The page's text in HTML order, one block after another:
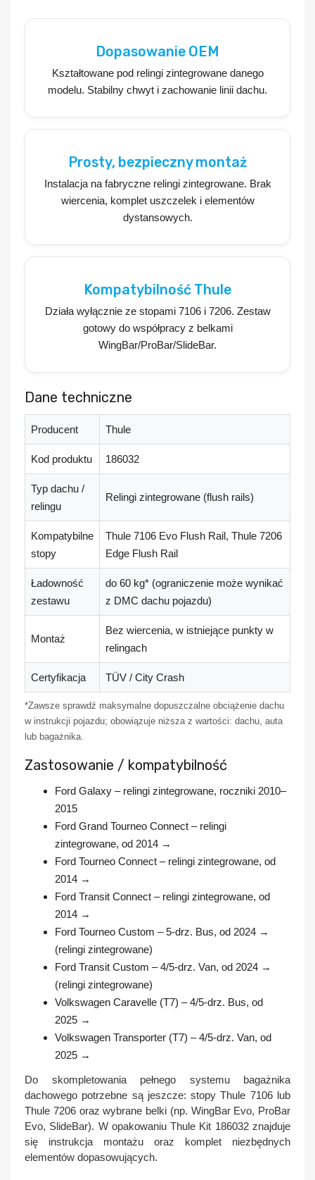
Dopasowanie OEM
Kształtowane pod relingi zintegrowane danego
modelu. Stabilny chwyt i zachowanie linii dachu.
Prosty, bezpieczny montaż
Instalacja na fabryczne relingi zintegrowane. Brak
wiercenia, komplet uszczelek i elementów
dystansowych.
Kompatybilność Thule
Działa wyłącznie ze stopami 7106i 7206. Zestaw
gotowy do współpracy z belkami
WingBar/ProBar/SlideBar.
Dane techniczne
Producent Thule
Kod produktu 186032
Typ dachu /
relingu
Relingi zintegrowane (flush rails)
Kompatybilne
stopy
Thule 7106 Evo Flush Rail, Thule 7206
Edge Flush Rail
Ładowność
zestawu
do 60 kg* (ograniczenie może wynikać
z DMC dachu pojazdu)
Montaż
Bez wiercenia, w istniejące punkty w
relingach
Certyfikacja TÜV / City Crash
*Zawsze sprawdź maksymalne dopuszczalne obciążenie dachu
w instrukcji pojazdu; obowiązuje niższa z wartości: dachu, auta
lub bagażnika.
Zastosowanie / kompatybilność
Ford Galaxy – relingi zintegrowane, roczniki 2010–
2015
Ford Grand Tourneo Connect – relingi
zintegrowane, od 2014 →
Ford Tourneo Connect – relingi zintegrowane, od
2014 →
Ford Transit Connect – relingi zintegrowane, od
2014 →
Ford Tourneo Custom – 5-drz. Bus, od 2024 →
(relingi zintegrowane)
Ford Transit Custom – 4/5-drz. Van, od 2024 →
(relingi zintegrowane)
Volkswagen Caravelle (T7) – 4/5-drz. Bus, od
2025 →
Volkswagen Transporter (T7) – 4/5-drz. Van, od
2025 →
Do skompletowania pełnego systemu bagażnika
dachowego potrzebne są jeszcze: stopyThule 7106lub
Thule 7206oraz wybrane belki (np. WingBar Evo, ProBar
Evo, SlideBar). W opakowaniuThule Kit 186032znajduje
się instrukcja montażu oraz komplet niezbędnych
elementów dopasowujących.